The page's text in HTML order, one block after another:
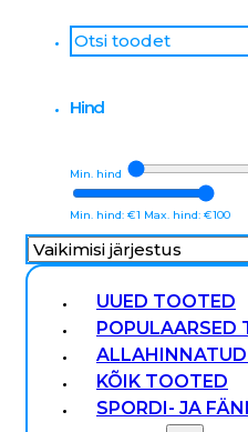
Otsi
Hind
Min. hind
Min. hind: €1 Max. hind: €100
UUED TOOTED
POPULAARSED
KÕIK TOOTED
SPORDI- JA